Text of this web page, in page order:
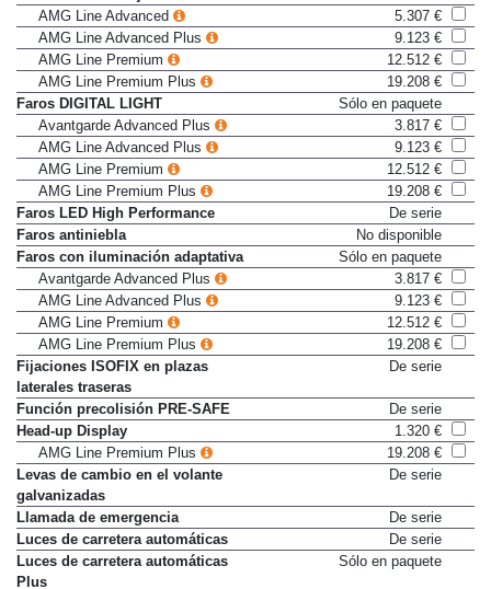
dimensiones en eje delantero
AMG Line Advanced
5.307 €
AMG Line Advanced Plus
9.123 €
AMG Line Premium
12.512 €
AMG Line Premium Plus
19.208 €
Faros DIGITAL LIGHT
Sólo en paquete
Avantgarde Advanced Plus
3.817 €
AMG Line Advanced Plus
9.123 €
AMG Line Premium
12.512 €
AMG Line Premium Plus
19.208 €
Faros LED High Performance
De serie
Faros antiniebla
No disponible
Faros con iluminación adaptativa
Sólo en paquete
Avantgarde Advanced Plus
3.817 €
AMG Line Advanced Plus
9.123 €
AMG Line Premium
12.512 €
AMG Line Premium Plus
19.208 €
Fijaciones ISOFIX en plazas
laterales traseras
Función precolisión PRE-SAFE
De serie
Head-up Display
1.320 €
AMG Line Premium Plus
19.208 €
Levas de cambio en el volante
galvanizadas
Llamada de emergencia
De serie
Luces de carretera automáticas
De serie
Luces de carretera automáticas